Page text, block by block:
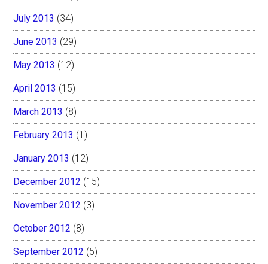
July 2013 (34)
June 2013 (29)
May 2013 (12)
April 2013 (15)
March 2013 (8)
February 2013 (1)
January 2013 (12)
December 2012 (15)
November 2012 (3)
October 2012 (8)
September 2012 (5)